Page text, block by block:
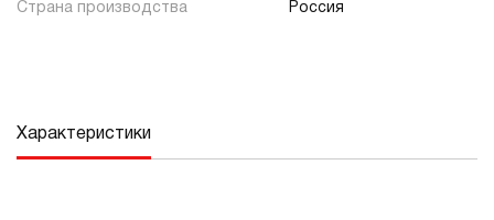
Страна производства
Россия
Характеристики